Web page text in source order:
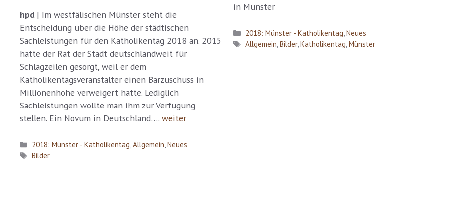
hpd | Im westfälischen Münster steht die
Entscheidung über die Höhe der städtischen
Sachleistungen für den Katholikentag 2018 an. 2015
hatte der Rat der Stadt deutschlandweit für
Schlagzeilen gesorgt, weil er dem
Katholikentagsveranstalter einen Barzuschuss in
Millionenhöhe verweigert hatte. Lediglich
Sachleistungen wollte man ihm zur Verfügung
stellen. Ein Novum in Deutschland…. weiter
Kategorien
2018: Münster - Katholikentag,Allgemein,Neues
Schlagwörter
Bilder
in Münster
Kategorien
2018: Münster - Katholikentag,Neues
Schlagwörter
Allgemein,Bilder,Katholikentag,Münster